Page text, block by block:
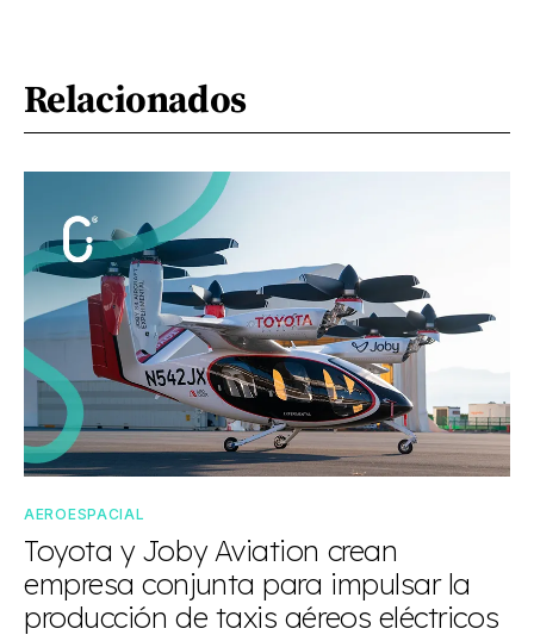
Relacionados
AEROESPACIAL
Toyota y Joby Aviation crean
empresa conjunta para impulsar la
producción de taxis aéreos eléctricos